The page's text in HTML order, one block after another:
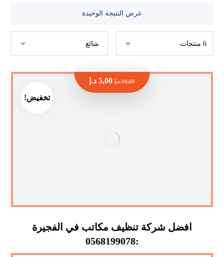
عرض النتيجة الوحيدة
تخفيض!
افضل شركة تنظيف مكاتب في الفجيرة
:0568199078
10,00 د.إ 5,00 د.إ